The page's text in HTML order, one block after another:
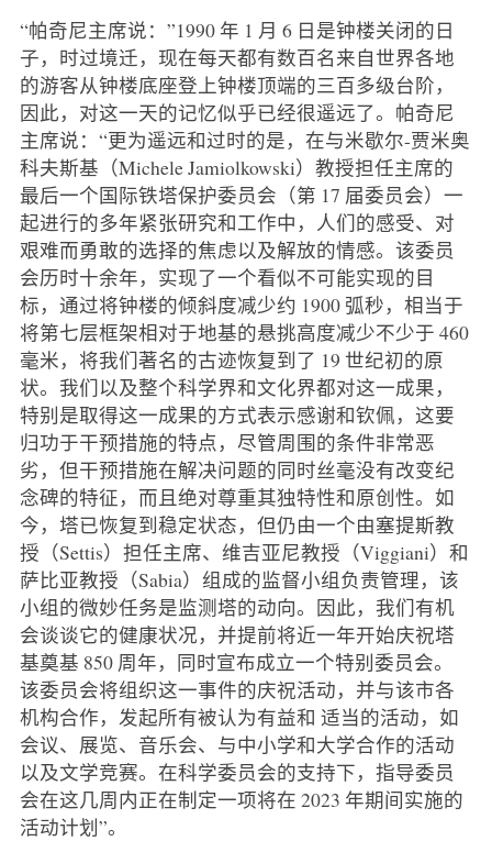
“帕奇尼主席说：”1990 年 1 月 6 日是钟楼关闭的日
子，时过境迁，现在每天都有数百名来自世界各地
的游客从钟楼底座登上钟楼顶端的三百多级台阶，
因此，对这一天的记忆似乎已经很遥远了。帕奇尼
主席说：“更为遥远和过时的是，在与米歇尔-贾米奥
科夫斯基（Michele Jamiolkowski）教授担任主席的
最后一个国际铁塔保护委员会（第 17 届委员会）一
起进行的多年紧张研究和工作中，人们的感受、对
艰难而勇敢的选择的焦虑以及解放的情感。该委员
会历时十余年，实现了一个看似不可能实现的目
标，通过将钟楼的倾斜度减少约 1900 弧秒，相当于
将第七层框架相对于地基的悬挑高度减少不少于 460
毫米，将我们著名的古迹恢复到了 19 世纪初的原
状。我们以及整个科学界和文化界都对这一成果，
特别是取得这一成果的方式表示感谢和钦佩，这要
归功于干预措施的特点，尽管周围的条件非常恶
劣，但干预措施在解决问题的同时丝毫没有改变纪
念碑的特征，而且绝对尊重其独特性和原创性。如
今，塔已恢复到稳定状态，但仍由一个由塞提斯教
授（Settis）担任主席、维吉亚尼教授（Viggiani）和
萨比亚教授（Sabia）组成的监督小组负责管理，该
小组的微妙任务是监测塔的动向。因此，我们有机
会谈谈它的健康状况，并提前将近一年开始庆祝塔
基奠基 850 周年，同时宣布成立一个特别委员会。
该委员会将组织这一事件的庆祝活动，并与该市各
机构合作，发起所有被认为有益和 适当的活动，如
会议、展览、音乐会、与中小学和大学合作的活动
以及文学竞赛。在科学委员会的支持下，指导委员
会在这几周内正在制定一项将在 2023 年期间实施的
活动计划”。